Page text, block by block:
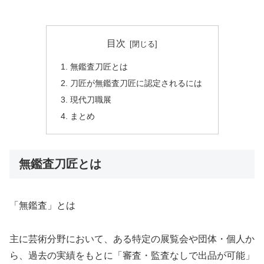
目次
無鑑査刀匠とは
刀匠が無鑑査刀匠に認定されるには
現代刀職展
まとめ
無鑑査刀匠とは
「無鑑査」とは
主に芸術分野において、ある特定の展覧会や団体・個人か
ら、過去の実績をもとに「審査・監査なしで出品が可能」